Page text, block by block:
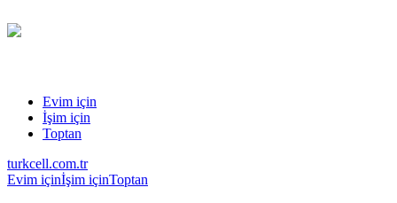
Evim için
İşim için
Toptan
turkcell.com.tr
Evim içinİşim içinToptan